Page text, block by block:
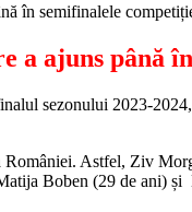
în semifinalele
a ajuns până
sezonului 2023-
Astfel, Ziv
Boben (29 de ani)